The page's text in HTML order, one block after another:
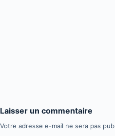
Laisser un commentaire
Votre adresse e-mail ne sera pas